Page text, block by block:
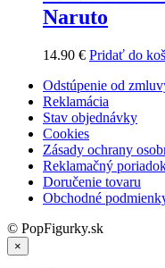
Naruto
14.90 € Pridať do
Odstúpenie od
Reklamácia
Stav objednávky
Cookies
Zásady ochrany
Reklamačný
Doručenie tovaru
Obchodné
© PopFigurky.sk
×